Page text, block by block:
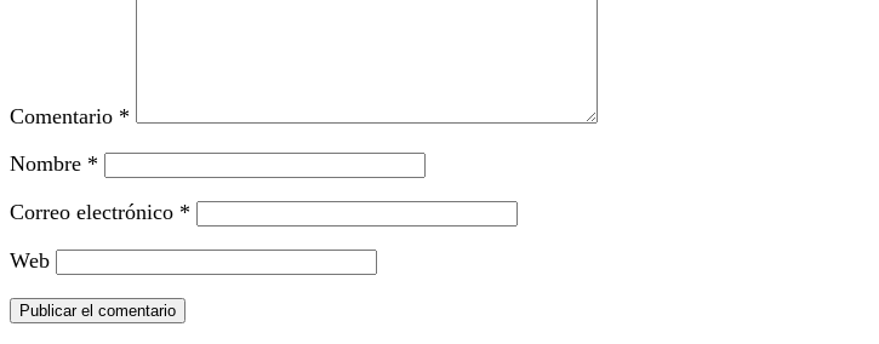
Comentario *
Nombre *
Correo electrónico *
Web